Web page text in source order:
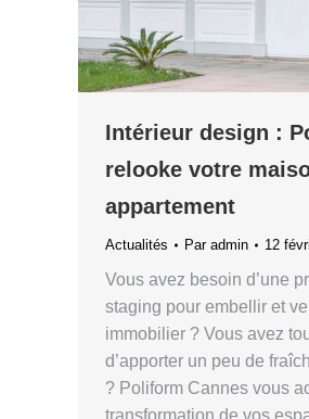
Intérieur design :
relooke votre
appartement
Actualités Par admin 12
Vous avez besoin d’une
staging pour embellir et
immobilier ? Vous avez
d’apporter un peu de
? Poliform Cannes vous
transformation de vos